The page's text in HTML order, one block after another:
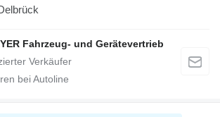
Fahrzeug- und Gerätevertrieb
bei Autoline